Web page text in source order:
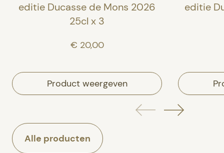
editie Ducasse de Mons 2026
25cl x 3
€ 20,00
Product weergeven
editie
Alle producten